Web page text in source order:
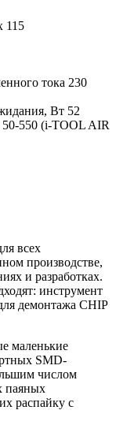
115
тока 230
Вт 52
50-550 (i-TOOL AIR
всех
производстве,
и разработках.
инструмент
демонтажа CHIP
маленькие
SMD-
числом
паяных
распайку с